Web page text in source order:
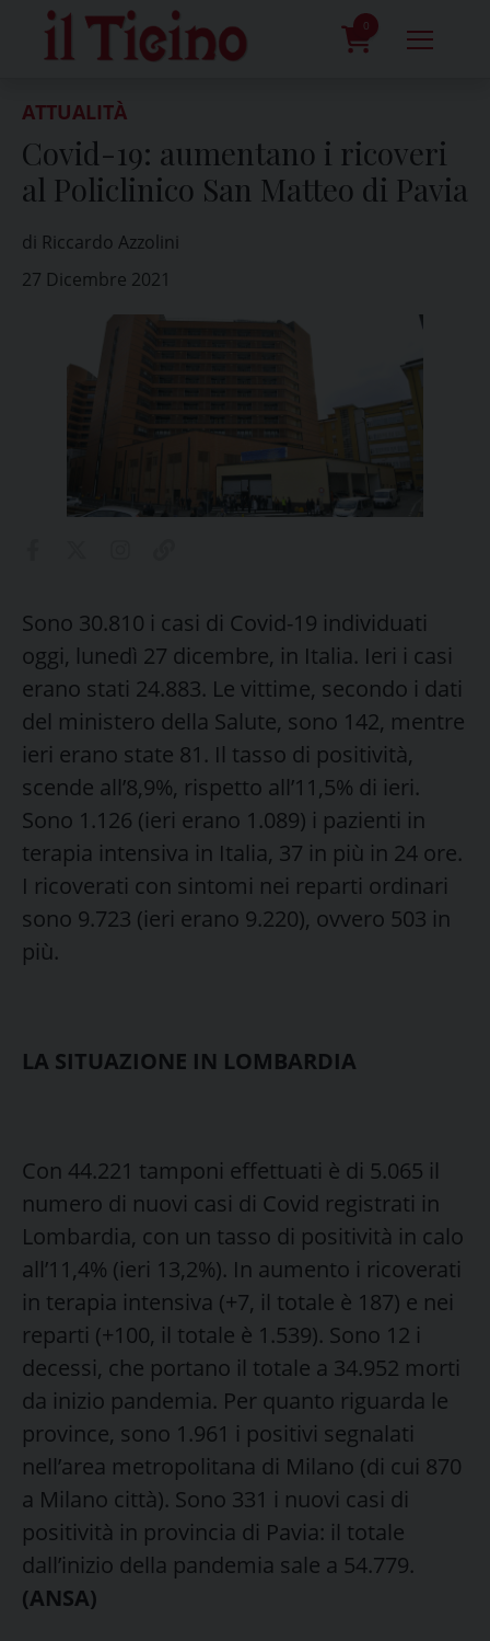
content
0
ATTUALITÀ
Covid-19: aumentano i ricoveri
al Policlinico San Matteo di Pavia
di Riccardo Azzolini
27 Dicembre 2021
Sono 30.810 i casi di Covid-19 individuati
oggi, lunedì 27 dicembre, in Italia. Ieri i casi
erano stati 24.883. Le vittime, secondo i dati
del ministero della Salute, sono 142, mentre
ieri erano state 81. Il tasso di positività,
scende all’8,9%, rispetto all’11,5% di ieri.
Sono 1.126 (ieri erano 1.089) i pazienti in
terapia intensiva in Italia, 37 in più in 24 ore.
I ricoverati con sintomi nei reparti ordinari
sono 9.723 (ieri erano 9.220), ovvero 503 in
più.
LA SITUAZIONE IN LOMBARDIA
Con 44.221 tamponi effettuati è di 5.065 il
numero di nuovi casi di Covid registrati in
Lombardia, con un tasso di positività in calo
all’11,4% (ieri 13,2%). In aumento i ricoverati
in terapia intensiva (+7, il totale è 187) e nei
reparti (+100, il totale è 1.539). Sono 12 i
decessi, che portano il totale a 34.952 morti
da inizio pandemia. Per quanto riguarda le
province, sono 1.961 i positivi segnalati
nell’area metropolitana di Milano (di cui 870
a Milano città). Sono 331 i nuovi casi di
positività in provincia di Pavia: il totale
dall’inizio della pandemia sale a 54.779.
(ANSA)